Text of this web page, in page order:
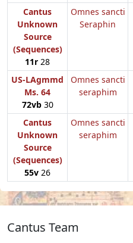
Cantus
Unknown
Source
(Sequences)
11r 28
Omnes sancti
Seraphin
US-LAgmmd
Ms. 64
72vb30
Omnes sancti
seraphim
Cantus
Unknown
Source
(Sequences)
55v 26
Omnes sancti
seraphim
Cantus Team